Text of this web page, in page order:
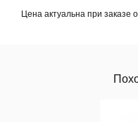
Цена актуальна при заказе